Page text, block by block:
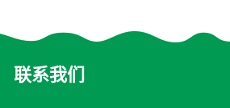
联系我们